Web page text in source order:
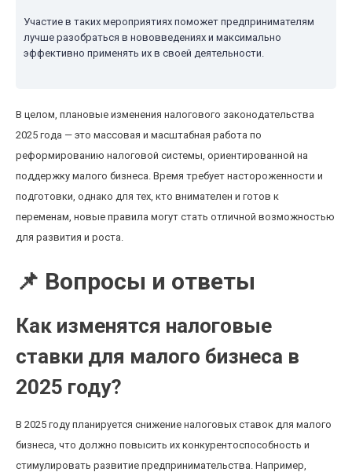
Участие в таких мероприятиях поможет предпринимателям
лучше разобраться в нововведениях и максимально
эффективно применять их в своей деятельности.
В целом, плановые изменения налогового законодательства
2025 года — это массовая и масштабная работа по
реформированию налоговой системы, ориентированной на
поддержку малого бизнеса. Время требует настороженности и
подготовки, однако для тех, кто внимателен и готов к
переменам, новые правила могут стать отличной возможностью
для развития и роста.
📌 Вопросы и ответы
Как изменятся налоговые
ставки для малого бизнеса в
2025 году?
В 2025 году планируется снижение налоговых ставок для малого
бизнеса, что должно повысить их конкурентоспособность и
стимулировать развитие предпринимательства. Например,